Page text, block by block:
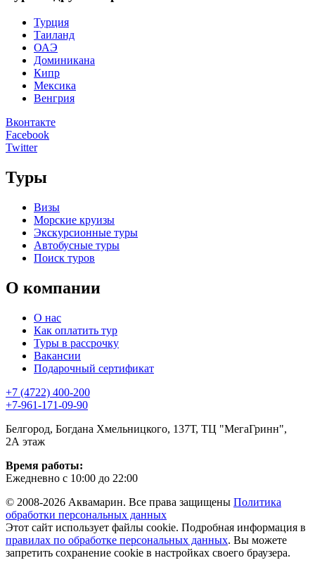
Турция
Таиланд
ОАЭ
Доминикана
Кипр
Мексика
Венгрия
Вконтакте
Facebook
Twitter
Туры
Визы
Морские круизы
Экскурсионные туры
Автобусные туры
Поиск туров
О компании
О нас
Как оплатить тур
Туры в рассрочку
Вакансии
Подарочный сертификат
+7 (4722) 400-200
+7-961-171-09-90
Белгород, Богдана Хмельницкого, 137Т, ТЦ "МегаГринн",
2А этаж
Время работы:
Ежедневно с 10:00 до 22:00
© 2008-2026 Аквамарин. Все права защищены Политика
обработки персональных данных
Этот сайт использует файлы cookie. Подробная информация в
правилах по обработке персональных данных. Вы можете
запретить сохранение cookie в настройках своего браузера.